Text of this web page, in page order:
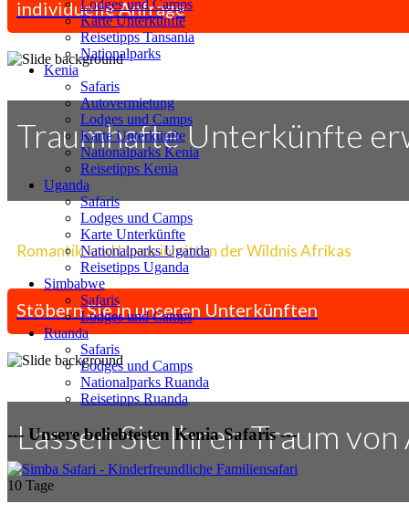
individuelle Anfrage
Traumhafte Unterkünfte
Romantik, und Luxus inmitten der Wildnis Afrikas
Stöbern Sie in unseren Unterkünften
Lassen Sie Ihren Traum
Lodges und Camps
Karte Unterkünfte
Reisetipps Tansania
Nationalparks
Kenia
Safaris
Autovermietung
Lodges und Camps
Karte Unterkünfte
Nationalparks Kenia
Reisetipps Kenia
Uganda
Safaris
Lodges und Camps
Karte Unterkünfte
Nationalparks Uganda
Reisetipps Uganda
Simbabwe
Safaris
Lodges und Camps
Ruanda
Safaris
Lodges und Camps
Nationalparks Ruanda
Reisetipps Ruanda
--- Unsere beliebtesten Kenia Safaris ---
10 Tage